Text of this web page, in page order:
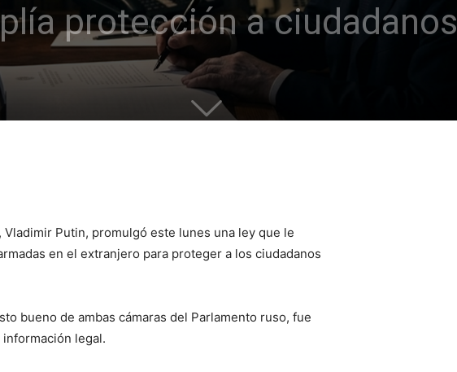
protección a ciudadanos
Vladimir Putin, promulgó este lunes una ley que le
en el extranjero para proteger a los ciudadanos
bueno de ambas cámaras del Parlamento ruso, fue
legal.